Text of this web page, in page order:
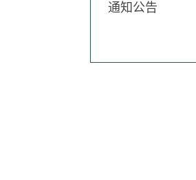
通知公告